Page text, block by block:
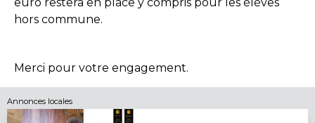
hors commune.
Merci pour votre engagement.
Annonces locales